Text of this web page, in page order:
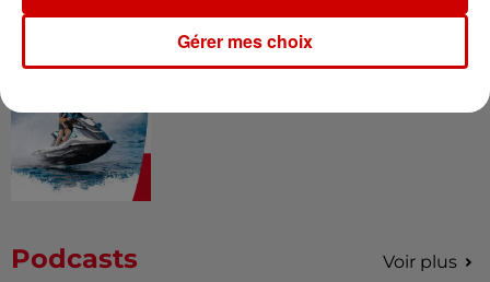
Le Duel - Gagnez votre balade
Podcasts Voir plus
Gérer mes choix